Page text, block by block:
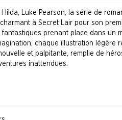
Luke Pearson, la série de
à Secret Lair pour son
prenant place dans un
chaque illustration légère
et palpitante, remplie de
inattendues.